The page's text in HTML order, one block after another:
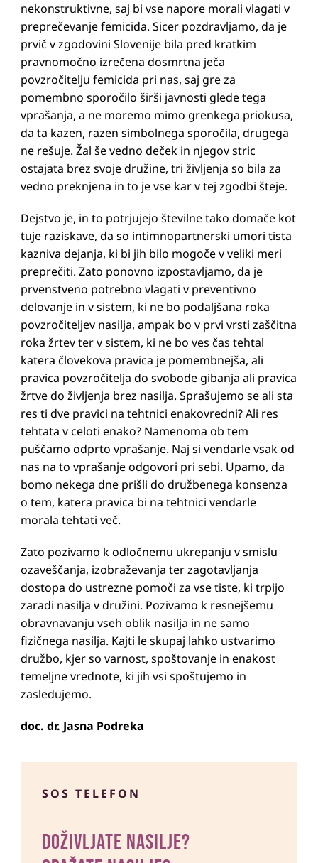
nekonstruktivne, saj bi vse napore morali vlagati v
preprečevanje femicida. Sicer pozdravljamo, da je
prvič v zgodovini Slovenije bila pred kratkim
pravnomočno izrečena dosmrtna ječa
povzročitelju femicida pri nas, saj gre za
pomembno sporočilo širši javnosti glede tega
vprašanja, a ne moremo mimo grenkega priokusa,
da ta kazen, razen simbolnega sporočila, drugega
ne rešuje. Žal še vedno deček in njegov stric
ostajata brez svoje družine, tri življenja so bila za
vedno preknjena in to je vse kar v tej zgodbi šteje.
Dejstvo je, in to potrjujejo številne tako domače kot
tuje raziskave, da so intimnopartnerski umori tista
kazniva dejanja, ki bi jih bilo mogoče v veliki meri
preprečiti. Zato ponovno izpostavljamo, da je
prvenstveno potrebno vlagati v preventivno
delovanje in v sistem, ki ne bo podaljšana roka
povzročiteljev nasilja, ampak bo v prvi vrsti zaščitna
roka žrtev ter v sistem, ki ne bo ves čas tehtal
katera človekova pravica je pomembnejša, ali
pravica povzročitelja do svobode gibanja ali pravica
žrtve do življenja brez nasilja. Sprašujemo se ali sta
res ti dve pravici na tehtnici enakovredni? Ali res
tehtata v celoti enako? Namenoma ob tem
puščamo odprto vprašanje. Naj si vendarle vsak od
nas na to vprašanje odgovori pri sebi. Upamo, da
bomo nekega dne prišli do družbenega konsenza
o tem, katera pravica bi na tehtnici vendarle
morala tehtati več.
Zato pozivamo k odločnemu ukrepanju v smislu
ozaveščanja, izobraževanja ter zagotavljanja
dostopa do ustrezne pomoči za vse tiste, ki trpijo
zaradi nasilja v družini. Pozivamo k resnejšemu
obravnavanju vseh oblik nasilja in ne samo
fizičnega nasilja. Kajti le skupaj lahko ustvarimo
družbo, kjer so varnost, spoštovanje in enakost
temeljne vrednote, ki jih vsi spoštujemo in
zasledujemo.
doc. dr. Jasna Podreka
SOS TELEFON
DOŽIVLJATE NASILJE?